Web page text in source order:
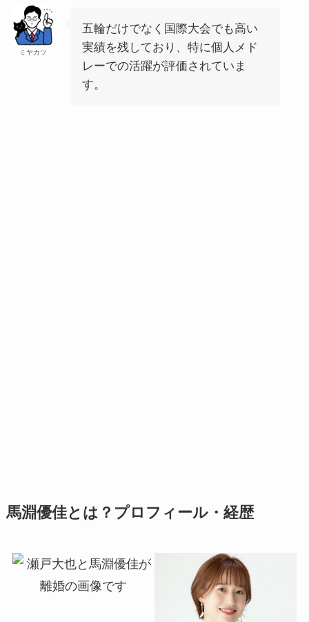
ミヤカツ
五輪だけでなく国際大会でも高い
実績を残しており、特に個人メド
レーでの活躍が評価されていま
す。
馬淵優佳とは？プロフィール・経歴